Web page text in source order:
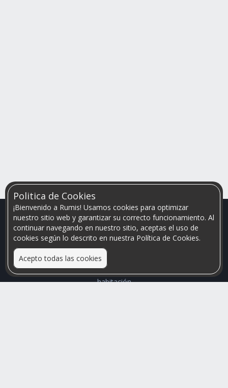
Politica de Cookies
¡Bienvenido a Rumis! Usamos cookies para optimizar
nuestro sitio web y garantizar su correcto funcionamiento. Al
continuar navegando en nuestro sitio, aceptas el uso de
cookies según lo descrito en nuestra Política de Cookies.
Acepto todas las cookies
Relacionamos personas que arriendan con las que buscan una
habitación